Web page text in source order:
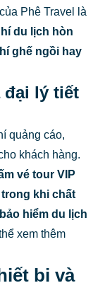
Phê Travel là
du lịch hòn
ghế ngồi hay
đại lý tiết
quảng cáo,
khách hàng.
vé tour VIP
khi chất
hiểm du lịch
xem thêm
bị và